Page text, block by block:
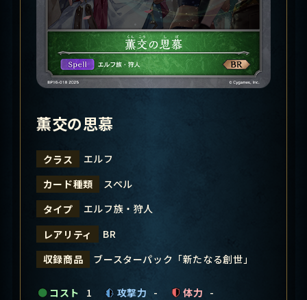
薫交の思慕
クラス
エルフ
カード種類
スペル
タイプ
エルフ族・狩人
レアリティ
BR
収録商品
ブースターパック「新たなる創世」
コスト 1 攻撃力 - 体力 -